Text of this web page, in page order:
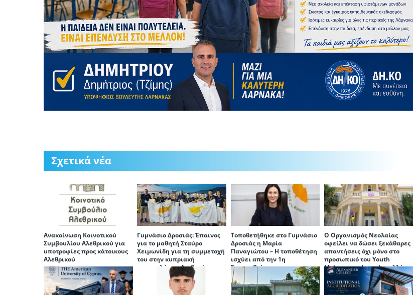
Σχετικά νέα
Ανακοίνωση Κοινοτικού
Συμβουλίου Αλεθρικού για
υποτροφίες προς κάτοικους
Αλεθρικού
Γυμνάσιο Δροσιάς: Έπαινος
για το μαθητή Σταύρο
Χειμωνίδη για τη συμμετοχή
του στην κυπριακή
αποστολή του Διεθνούς
Μαθηματικού Διαγωνισμού
Τοποθετήθηκε στο Γυμνάσιο
Δροσιάς η Μαρία
Παναγιώτου – Η τοποθέτηση
ισχύει από την 1η
Σεπτεμβρίου
Ο Οργανισμός Νεολαίας
οφείλει να δώσει ξεκάθαρες
απαντήσεις όχι μόνο στο
προσωπικό του Youth
Makerspace Larnaka, αλλά
και στην ίδια την πόλη της
Λάρνακας